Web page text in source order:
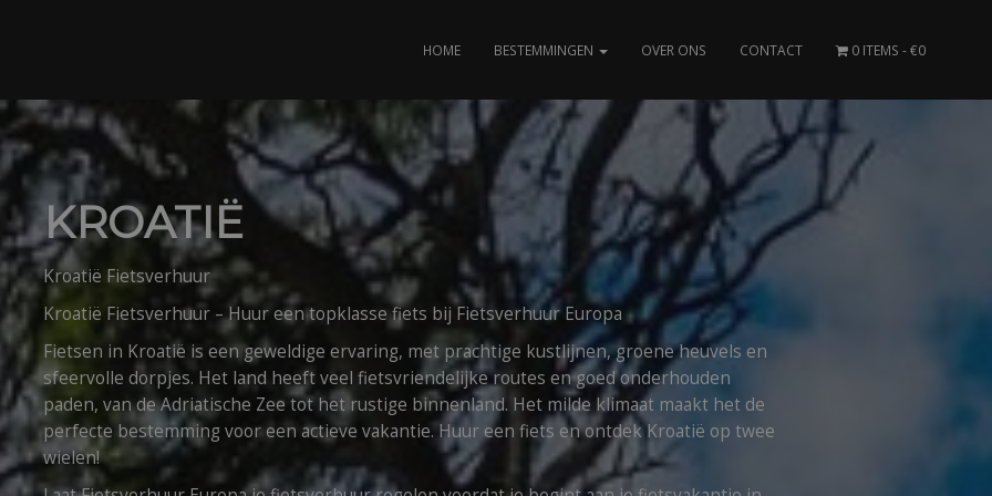
HOME BESTEMMINGEN OVER ONS CONTACT 0 ITEMS €0
KROATIË
Kroatië Fietsverhuur
Kroatië Fietsverhuur – Huur een topklasse fiets bij Fietsverhuur Europa
Fietsen in Kroatië is een geweldige ervaring, met prachtige kustlijnen, groene heuvels en
sfeervolle dorpjes. Het land heeft veel fietsvriendelijke routes en goed onderhouden
paden, van de Adriatische Zee tot het rustige binnenland. Het milde klimaat maakt het de
perfecte bestemming voor een actieve vakantie. Huur een fiets en ontdek Kroatië op twee
wielen!